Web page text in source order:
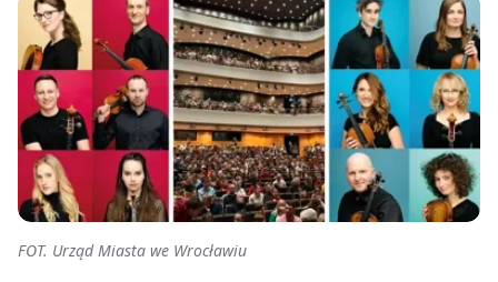
FOT. Urząd Miasta we Wrocławiu